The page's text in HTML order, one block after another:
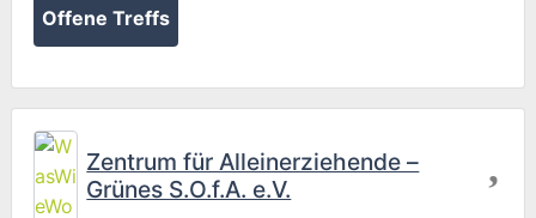
Offene Treffs
Zentrum für Alleinerziehende –
Grünes S.O.f.A. e.V.